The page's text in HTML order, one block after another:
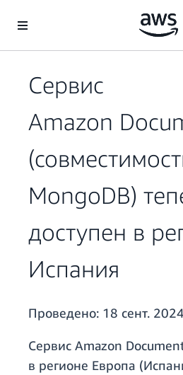
Перейти к главному контенту
Сервис
Amazon
MongoDB)
доступен в
Испания
Проведено: 18 сент.
Сервис Amazon
в регионе Европа